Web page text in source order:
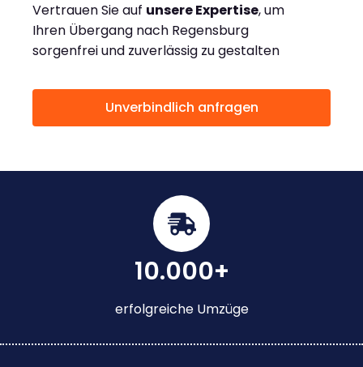
Vertrauen Sie auf unsere Expertise, um
Ihren Übergang nach Regensburg
sorgenfrei und zuverlässig zu gestalten
Unverbindlich anfragen
10.000+
erfolgreiche Umzüge